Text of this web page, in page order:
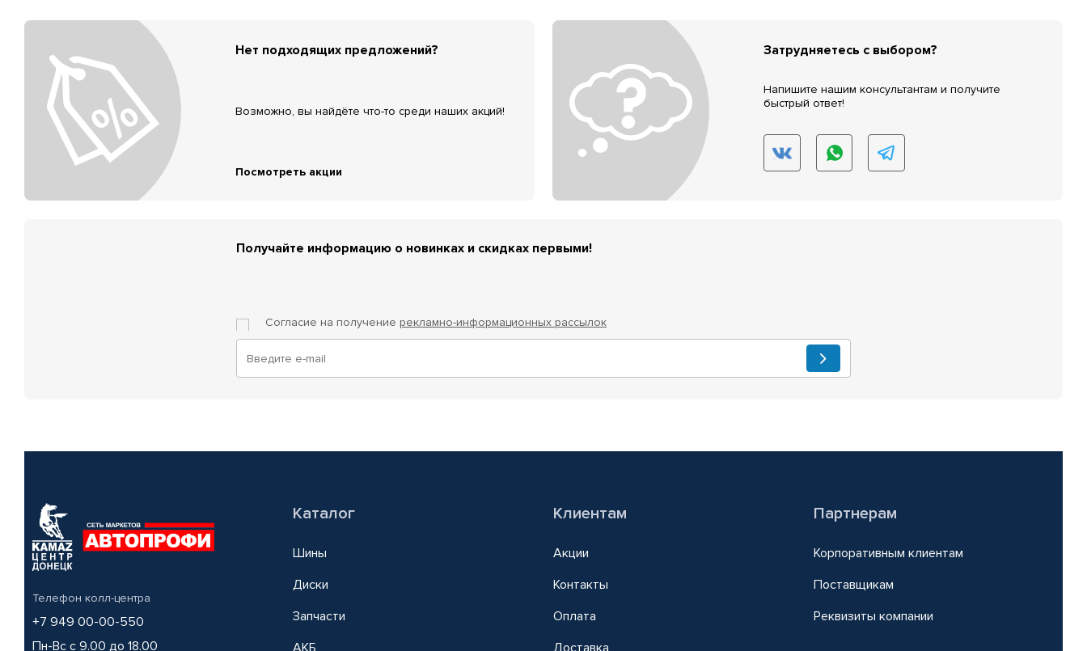
Нет подходящих предложений?
Возможно, вы найдёте что-то среди наших акций!
Посмотреть акции
Затрудняетесь с выбором?
Напишите нашим консультантам и получите
быстрый ответ!
Получайте информацию о новинках и скидках первыми!
Согласие на получение рекламно-информационных рассылок
Телефон колл-центра
+7 949 00-00-550
Пн-Вс с 9.00 до 18.00
Каталог
Шины
Диски
Запчасти
АКБ
Клиентам
Акции
Контакты
Оплата
Доставка
Партнерам
Корпоративным клиентам
Поставщикам
Реквизиты компании